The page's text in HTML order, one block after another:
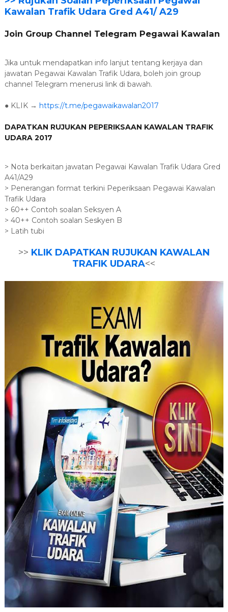
Kawalan Trafik Udara Gred A41/ A29
Join Group Channel Telegram Pegawai Kawalan
Jika untuk mendapatkan info lanjut tentang kerjaya dan
jawatan Pegawai Kawalan Trafik Udara, boleh join group
channel Telegram menerusi link di bawah.
● KLIK → https://t.me/pegawaikawalan2017
DAPATKAN RUJUKAN PEPERIKSAAN KAWALAN TRAFIK
UDARA 2017
> Nota berkaitan jawatan Pegawai Kawalan Trafik Udara Gred
A41/A29
> Penerangan format terkini Peperiksaan Pegawai Kawalan
Trafik Udara
> 60++ Contoh soalan Seksyen A
> 40++ Contoh soalan Seskyen B
> Latih tubi
>> KLIK DAPATKAN RUJUKAN KAWALAN
TRAFIK UDARA<<